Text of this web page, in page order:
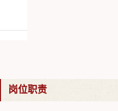
岗位职责